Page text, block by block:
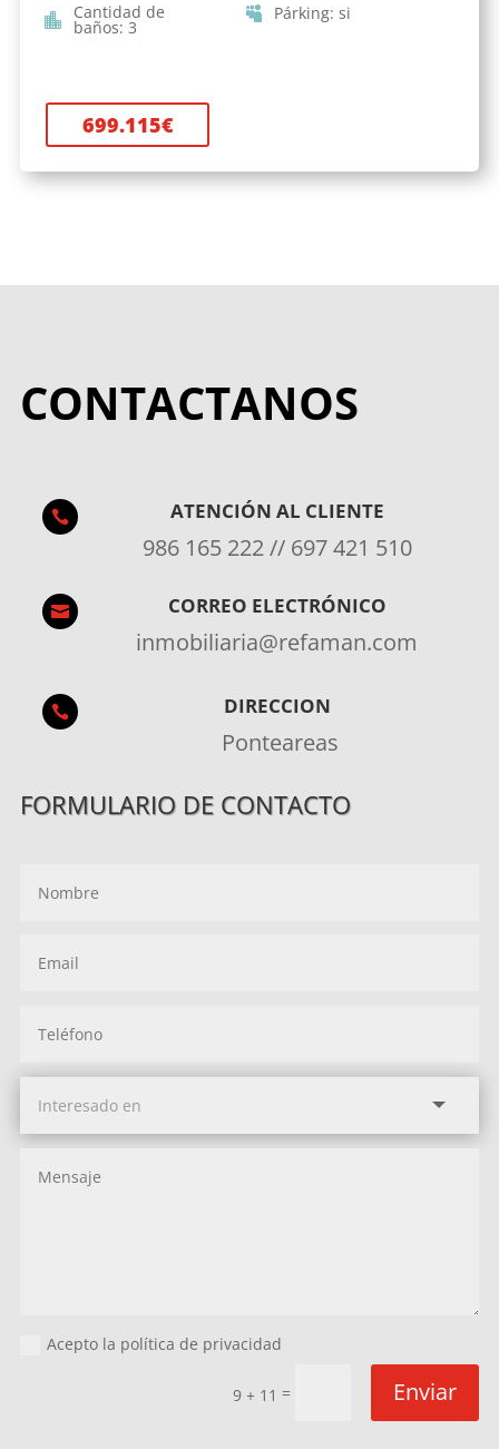
Cantidad de
baños: 3
Párking: si
699.115€
CONTACTANOS
 ATENCIÓN AL CLIENTE
986 165 222 // 697 421 510
 CORREO ELECTRÓNICO
inmobiliaria@refaman.com
 DIRECCION
Ponteareas
FORMULARIO DE CONTACTO
Acepto la política de privacidad
9 + 11 = Enviar